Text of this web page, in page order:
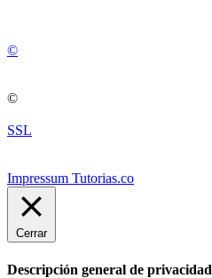
©
©
SSL
Impressum Tutorias.co
Cerrar
Descripción general de privacidad